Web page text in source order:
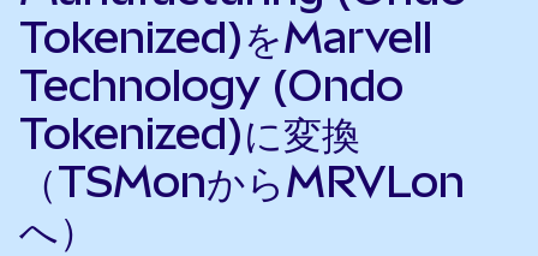
Tokenized)をMarvell
Technology (Ondo
Tokenized)に変換
（TSMonからMRVLon
へ）